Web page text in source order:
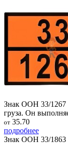
Знак ООН 33/1267
груза. Он
от 35.70
подробнее
Знак ООН 33/1863